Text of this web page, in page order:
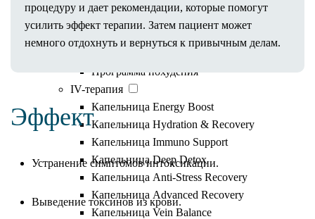
Результаты
Программа похудения
IV-терапия
Капельница Energy Boost
Капельница Hydration & Recovery
Капельница Immuno Support
Капельница Deep Detox
Капельница Anti-Stress Recovery
Капельница Advanced Recovery
Капельница Vein Balance
процедуру и дает рекомендации, которые помогут
усилить эффект терапии. Затем пациент может
немного отдохнуть и вернуться к привычным делам.
Эффект
Устранение симптомов интоксикации.
Выведение токсинов из крови.